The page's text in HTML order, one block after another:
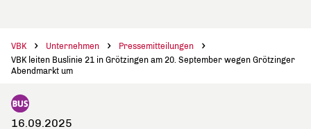
VBK Unternehmen
Pressemitteilungen
VBK leiten Buslinie 21 in Grötzingen am 20. September wegen Grötzinger
Abendmarkt um
16.09.2025